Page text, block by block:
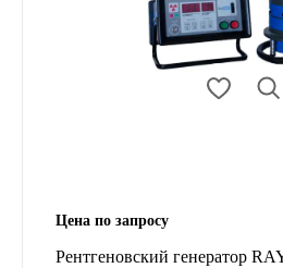
Цена по запросу
Рентгеновский генератор